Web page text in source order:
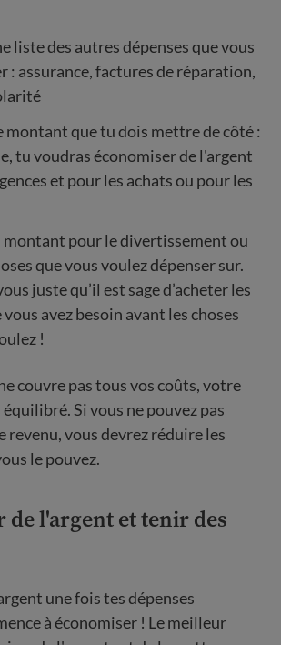
liste des autres dépenses que vous
: assurance, factures de réparation,
montant que tu dois mettre de côté :
tu voudras économiser de l'argent
et pour les achats ou pour les
pour le divertissement ou
que vous voulez dépenser sur.
juste qu’il est sage d’acheter les
vous avez besoin avant les choses
!
couvre pas tous vos coûts, votre
équilibré. Si vous ne pouvez pas
revenu, vous devrez réduire les
le pouvez.
de l'argent et tenir des
une fois tes dépenses
à économiser ! Le meilleur